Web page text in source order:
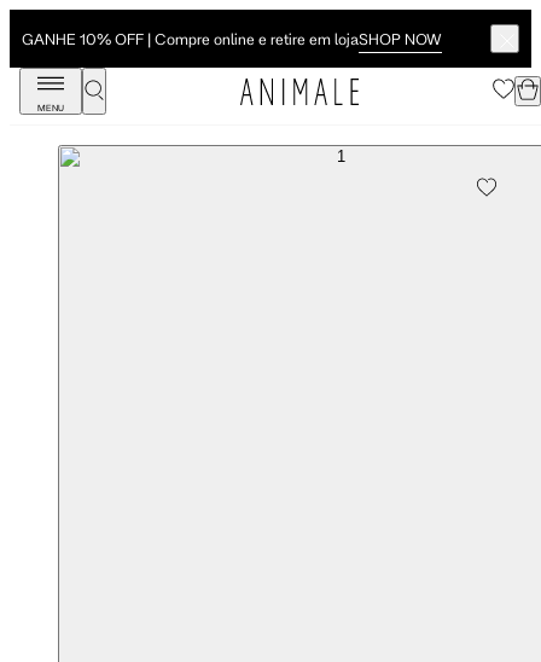
GANHE 10% OFF | Compre online e retire em lojaSHOP NOW
MENU